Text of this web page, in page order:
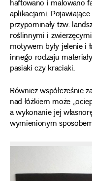
haftowano i malowano
aplikacjami.
przypominały tzw.
roślinnymi i
motywem były jelenie i
innego rodzaju
pasiaki czy kraciaki.
Również współcześnie
nad łóżkiem może
a wykonanie jej
wymienionym